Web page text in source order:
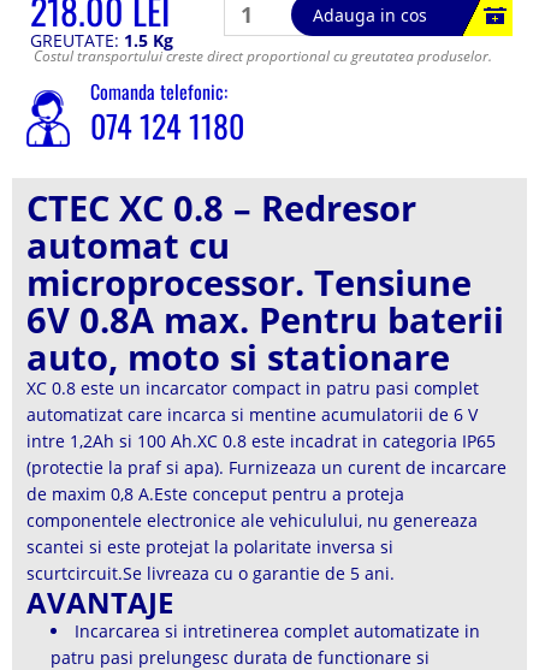
Adauga in cos
GREUTATE: 1.5 Kg
Costul transportului creste direct proportional cu greutatea produselor.
Comanda telefonic:
074 124 1180
CTEC XC 0.8 – Redresor
automat cu
microprocessor. Tensiune
6V 0.8A max. Pentru baterii
auto, moto si stationare
XC 0.8 este un incarcator compact in patru pasi complet
automatizat care incarca si mentine acumulatorii de 6 V
intre 1,2Ah si 100 Ah.XC 0.8 este incadrat in categoria IP65
(protectie la praf si apa). Furnizeaza un curent de incarcare
de maxim 0,8 A.Este conceput pentru a proteja
componentele electronice ale vehiculului, nu genereaza
scantei si este protejat la polaritate inversa si
scurtcircuit.Se livreaza cu o garantie de 5 ani.
AVANTAJE
Incarcarea si intretinerea complet automatizate in
patru pasi prelungesc durata de functionare si